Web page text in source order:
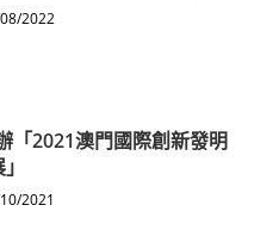
2022
「2021澳門國際創新發明
2021